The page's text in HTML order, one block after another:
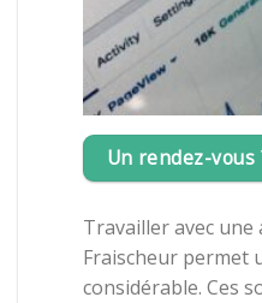
Un rendez-vous
Travailler avec une
Fraischeur permet
considérable. Ces